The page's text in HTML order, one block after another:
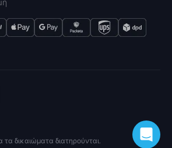
δικαιώματα διατηρούνται.